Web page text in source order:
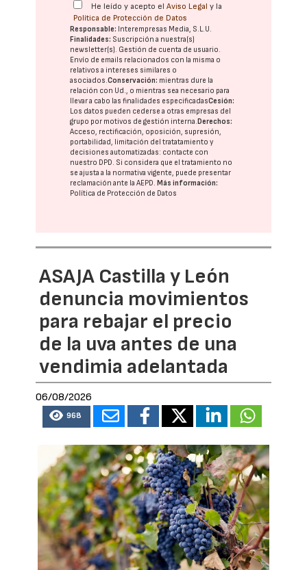
He leído y acepto elAviso Legal y la
Política de Protección de Datos
Responsable: Interempresas Media, S.L.U.
Finalidades: Suscripción a nuestra(s)
newsletter(s). Gestión de cuenta de usuario.
Envío de emails relacionados con la misma o
relativos a intereses similares o
asociados.Conservación: mientras dure la
relación con Ud., o mientras sea necesario para
llevar a cabo las finalidades especificadasCesión:
Los datos pueden cederse a otras empresas del
grupo por motivos de gestión interna.Derechos:
Acceso, rectificación, oposición, supresión,
portabilidad, limitación del tratatamiento y
decisiones automatizadas: contacte con
nuestro DPD. Si considera que el tratamiento no
se ajusta a la normativa vigente, puede presentar
reclamación ante laAEPD.Más información:
Política de Protección de Datos
ASAJA Castilla y León
denuncia movimientos
para rebajar el precio
de la uva antes de una
vendimia adelantada
06/08/2026
968